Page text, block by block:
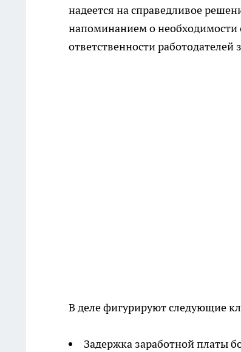
надеется на справедливое
напоминанием о необходимости
ответственности
В деле фигурируют следующие
Задержка заработной платы